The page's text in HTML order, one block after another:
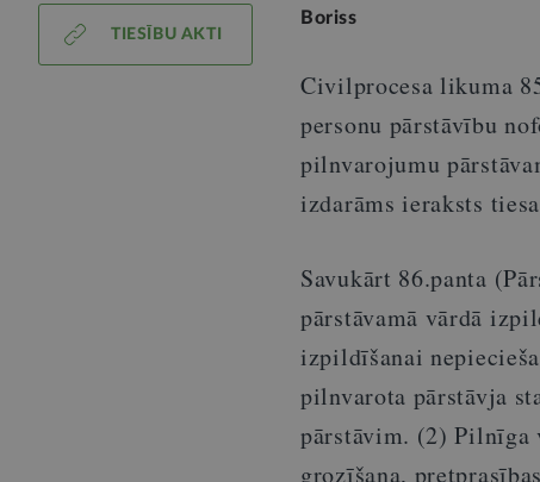
TIESĪBU AKTI
Boriss
Civilprocesa likuma
personu pārstāvību
pilnvarojumu
izdarāms ieraksts
Savukārt 86.panta
pārstāvamā vārdā
izpildīšanai
pilnvarota pārstāvja
pārstāvim. (2) Pilnīga
grozīšana,